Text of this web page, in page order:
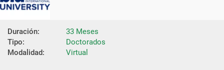
Duración:
33 Meses
Tipo:
Doctorados
Modalidad:
Virtual